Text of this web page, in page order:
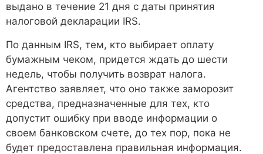
выдано в течение 21 дня с даты принятия
налоговой декларации IRS.
По данным IRS, тем, кто выбирает оплату
бумажным чеком, придется ждать до шести
недель, чтобы получить возврат налога.
Агентство заявляет, что оно также заморозит
средства, предназначенные для тех, кто
допустит ошибку при вводе информации о
своем банковском счете, до тех пор, пока не
будет предоставлена ​​правильная информация.